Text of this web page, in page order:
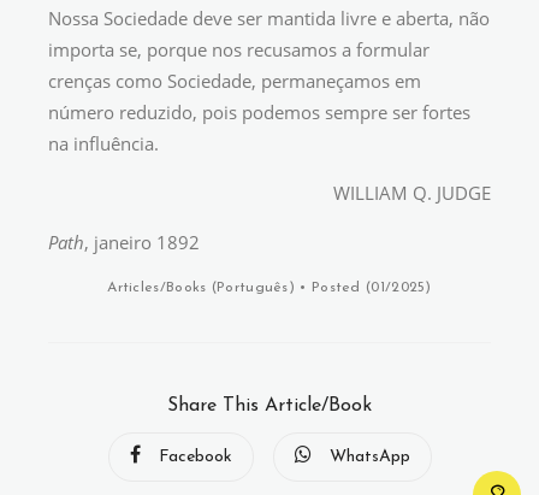
Nossa Sociedade deve ser mantida livre e aberta, não
importa se, porque nos recusamos a formular
crenças como Sociedade, permaneçamos em
número reduzido, pois podemos sempre ser fortes
na influência.
WILLIAM Q. JUDGE
Path, janeiro 1892
Articles/Books ( Português) • Posted (01/2025)
Share This Article/Book
Facebook WhatsApp